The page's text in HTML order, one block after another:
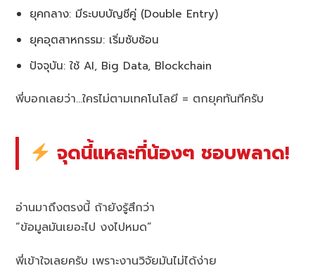
ยุคกลาง: มีระบบบัญชีคู่ (Double Entry)
ยุคอุตสาหกรรม: เริ่มซับซ้อน
ปัจจุบัน: ใช้ AI, Big Data, Blockchain
พี่บอกเลยว่า…ใครไม่ตามเทคโนโลยี = ตกยุคทันทีครับ
จุดนี้แหละที่น้องๆ ชอบพลาด!
อ่านมาถึงตรงนี้ ถ้ายังรู้สึกว่า
“ข้อมูลมันเยอะไป งงไปหมด”
พี่เข้าใจเลยครับ เพราะงานวิจัยมันไม่ได้ง่าย